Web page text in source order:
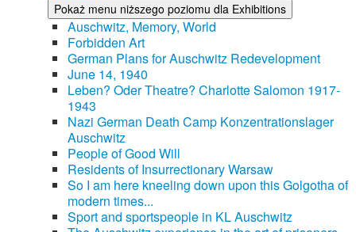
Pokaż menu niższego poziomu dla Exhibitions
Auschwitz, Memory, World
Forbidden Art
German Plans for Auschwitz Redevelopment
June 14, 1940
Leben? Oder Theatre? Charlotte Salomon 1917-
1943
Nazi German Death Camp Konzentrationslager
Auschwitz
People of Good Will
Residents of Insurrectionary Warsaw
So I am here kneeling down upon this Golgotha of
modern times...
Sport and sportspeople in KL Auschwitz